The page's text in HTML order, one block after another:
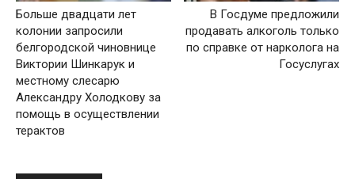
Больше двадцати лет
колонии запросили
белгородской чиновнице
Виктории Шинкарук и
местному слесарю
Александру Холодкову за
помощь в осуществлении
терактов
В Госдуме предложили
продавать алкоголь только
по справке от нарколога на
Госуслугах